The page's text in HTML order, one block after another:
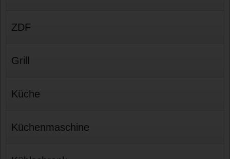
ZDF
Grill
Küche
Küchenmaschine